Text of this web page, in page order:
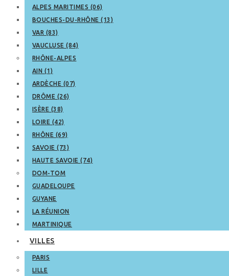
ALPES MARITIMES (06)
BOUCHES-DU-RHÔNE (13)
VAR (83)
VAUCLUSE (84)
RHÔNE-ALPES
AIN (1)
ARDÈCHE (07)
DRÔME (26)
ISÈRE (38)
LOIRE (42)
RHÔNE (69)
SAVOIE (73)
HAUTE SAVOIE (74)
DOM-TOM
GUADELOUPE
GUYANE
LA RÉUNION
MARTINIQUE
VILLES
PARIS
LILLE